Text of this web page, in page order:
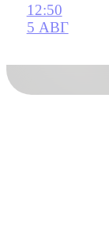
12:50
5 АВГ